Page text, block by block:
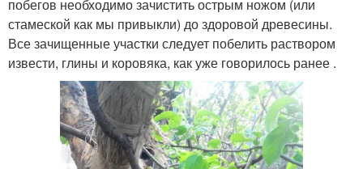
побегов необходимо зачистить острым ножом (или
стамеской как мы привыкли) до здоровой древесины.
Все зачищенные участки следует побелить раствором
извести, глины и коровяка, как уже говорилось ранее .